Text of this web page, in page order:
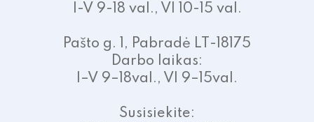
I-V 9-18 val., VI 10-15 val.
Pašto g. 1, Pabradė LT-18175
Darbo laikas:
I–V 9–18val., VI 9–15val.
Susisiekite: